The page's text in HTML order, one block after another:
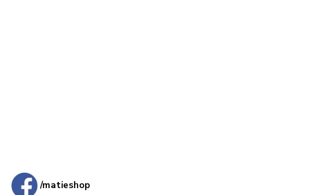
/matieshop